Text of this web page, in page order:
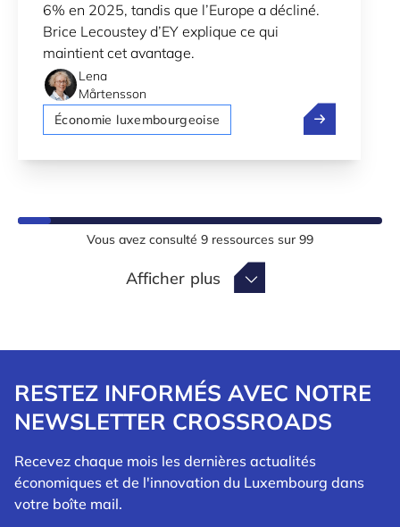
6% en 2025, tandis que l’Europe a décliné.
Brice Lecoustey d’EY explique ce qui
maintient cet avantage.
Lena
Mårtensson
Économie luxembourgeoise
Pourquoi le
Vous avez consulté 9 ressources sur 99
Afficher plus Afficher plus
RESTEZ INFORMÉS AVEC NOTRE
NEWSLETTER CROSSROADS
Recevez chaque mois les dernières actualités
économiques et de l'innovation du Luxembourg dans
votre boîte mail.